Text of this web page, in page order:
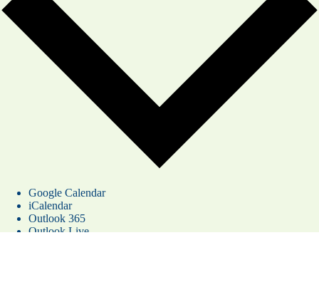
Google Calendar
iCalendar
Outlook 365
Outlook Live